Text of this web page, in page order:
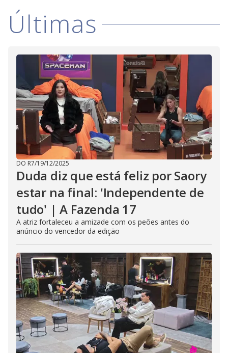
Últimas
DO R7/19/12/2025
Duda diz que está feliz por Saory
estar na final: 'Independente de
tudo' | A Fazenda 17
A atriz fortaleceu a amizade com os peões antes do
anúncio do vencedor da edição